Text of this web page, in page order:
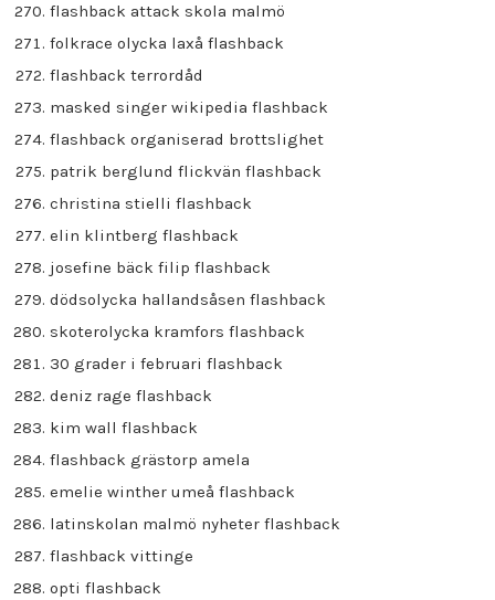
flashback attack skola malmö
folkrace olycka laxå flashback
flashback terrordåd
masked singer wikipedia flashback
flashback organiserad brottslighet
patrik berglund flickvän flashback
christina stielli flashback
elin klintberg flashback
josefine bäck filip flashback
dödsolycka hallandsåsen flashback
skoterolycka kramfors flashback
30 grader i februari flashback
deniz rage flashback
kim wall flashback
flashback grästorp amela
emelie winther umeå flashback
latinskolan malmö nyheter flashback
flashback vittinge
opti flashback